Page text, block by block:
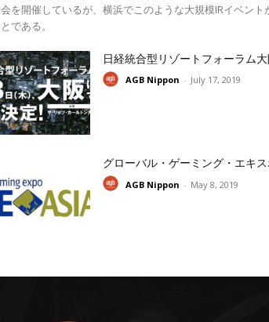
を開催しているが、横浜でこのような大規模IRイベン
である。
日経統合型リゾートフォーラム大
AGB Nippon - July 17, 2019
グローバル・ゲーミング・エキ
AGB Nippon - May 8, 2019